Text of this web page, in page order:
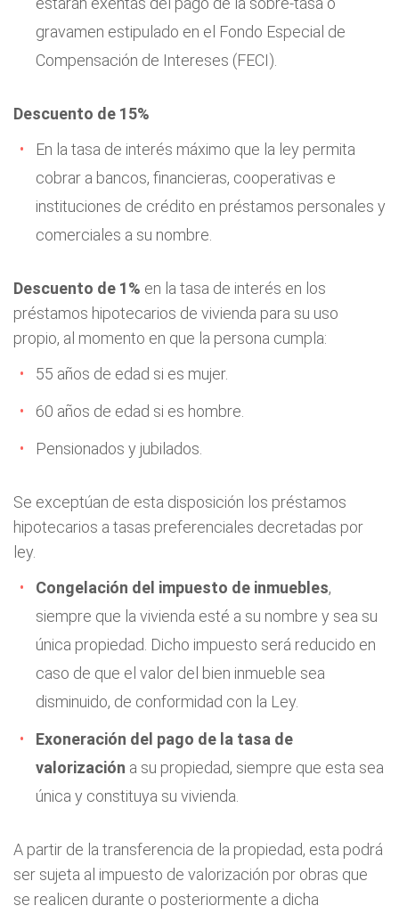
gravamen estipulado en el Fondo Especial de
Compensación de Intereses (FECI).
Descuento de 15%
En la tasa de interés máximo que la ley permita
cobrar a bancos, financieras, cooperativas e
instituciones de crédito en préstamos personales y
comerciales a su nombre.
Descuento de 1% en la tasa de interés en los
préstamos hipotecarios de vivienda para su uso
propio, al momento en que la persona cumpla:
55 años de edad si es mujer.
60 años de edad si es hombre.
Pensionados y jubilados.
Se exceptúan de esta disposición los préstamos
hipotecarios a tasas preferenciales decretadas por
ley.
Congelación del impuesto de inmuebles,
siempre que la vivienda esté a su nombre y sea su
única propiedad. Dicho impuesto será reducido en
caso de que el valor del bien inmueble sea
disminuido, de conformidad con la Ley.
Exoneración del pago de la tasa de
valorización a su propiedad, siempre que esta sea
única y constituya su vivienda.
A partir de la transferencia de la propiedad, esta podrá
ser sujeta al impuesto de valorización por obras que
se realicen durante o posteriormente a dicha